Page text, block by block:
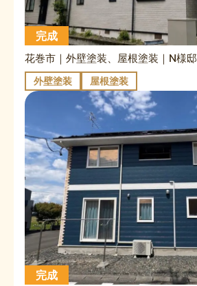
完成
花巻市｜外壁塗装、屋根塗装｜N様邸
外壁塗装 屋根塗装
完成